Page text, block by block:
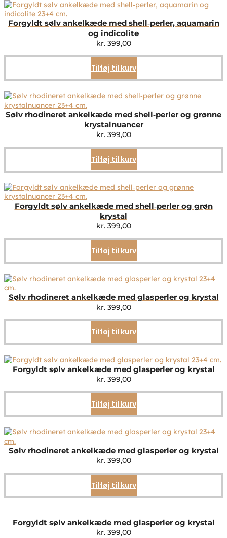
Forgyldt sølv ankelkæde med shell‑perler, aquamarin
og indicolite
kr.399,00
Tilføj til kurv
Sølv rhodineret ankelkæde med shell‑perler og grønne
krystalnuancer
kr.399,00
Tilføj til kurv
Forgyldt sølv ankelkæde med shell‑perler og grøn
krystal
kr.399,00
Tilføj til kurv
Sølv rhodineret ankelkæde med glasperler og krystal
kr.399,00
Tilføj til kurv
Forgyldt sølv ankelkæde med glasperler og krystal
kr.399,00
Tilføj til kurv
Sølv rhodineret ankelkæde med glasperler og krystal
kr.399,00
Tilføj til kurv
Forgyldt sølv ankelkæde med glasperler og krystal
kr.399,00